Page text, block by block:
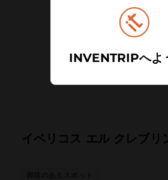
イベリコス エル クレブリ
興味のあるスポット
INVENTRIPへよ